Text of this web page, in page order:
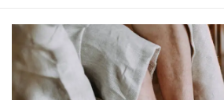
Marken
Kontakt